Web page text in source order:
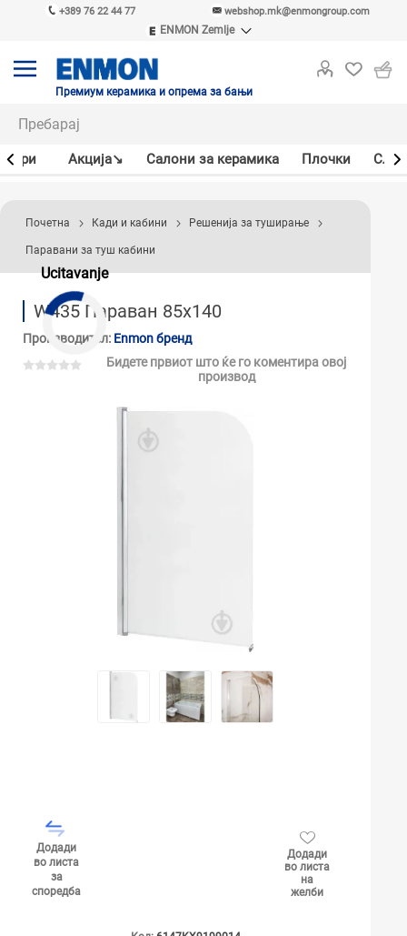
+389 76 22 44 77 webshop.mk@enmongroup.com
ENMON Zemlje
ENMON MKD
Премиум керамика и опрема за бањи
Акцијa↘ Салони за керамика Плочки
Ucitavanje
Почетна Кади и кабини Решенија за туширање
Паравани за туш кабини
W435 Параван 85x140
Производител: Enmon бренд
Бидете првиот што ќе го коментира овој
производ
Додади
во листа
за
споредба
Додади
во листа
на
желби